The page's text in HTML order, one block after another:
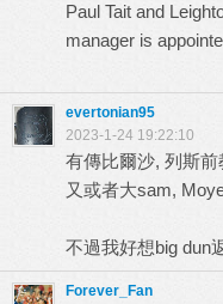
Paul Tait and
manager is
evertonian95
2023-1-24 19:22:10
有傳比爾沙, 列斯
又或者大sam,
不過我好想big dun
Forever_Fan